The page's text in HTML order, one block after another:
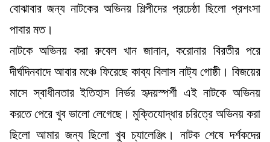
বোঝাবার জন্য নাটকের অভিনয় শিল্পীদের প্রচেষ্ঠা ছিলো প্রশংসা
পাবার মত।
নাটকে অভিনয় করা রুবেল খান জানান, করোনার বিরতীর পরে
দীর্ঘদিনবাদে আবার মঞ্চে ফিরেছে কাব্য বিলাস নাট্য গোষ্ঠী। বিজয়ের
মাসে স্বাধীনতার ইতিহাস নির্ভর হৃদয়স্পর্শী এই নাটকে অভিনয়
করতে পেরে খুব ভালো লেগেছে। মুক্তিযোদ্ধার চরিত্রে অভিনয় করা
ছিলো আমার জন্য ছিলো খুব চ্যালেঞ্জিং। নাটক শেষে দর্শকদের